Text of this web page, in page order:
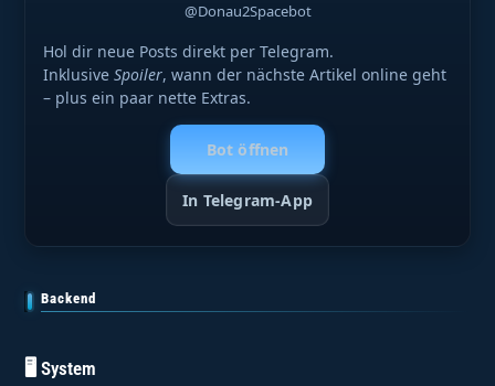
@Donau2Spacebot
Hol dir neue Posts direkt per Telegram.
InklusiveSpoiler, wann der nächste Artikel online geht
– plus ein paar nette Extras.
Bot öffnen
In Telegram-App
Backend
🖥️ System